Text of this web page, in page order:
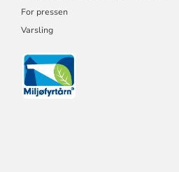
For pressen
Varsling